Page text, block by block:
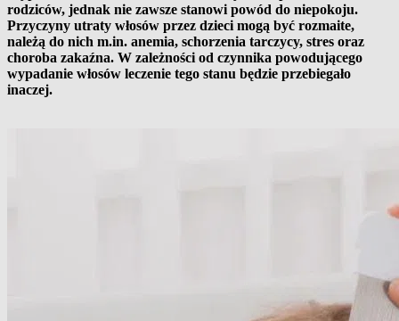
rodziców, jednak nie zawsze stanowi powód do niepokoju.
Przyczyny utraty włosów przez dzieci mogą być rozmaite,
należą do nich m.in. anemia, schorzenia tarczycy, stres oraz
choroba zakaźna. W zależności od czynnika powodującego
wypadanie włosów leczenie tego stanu będzie przebiegało
inaczej.